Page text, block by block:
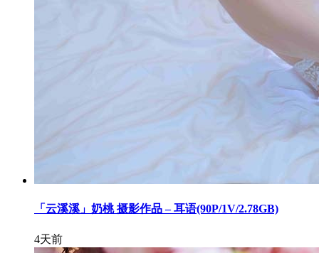
「云溪溪」奶桃 摄影作品 – 耳语(90P/1V/2.78GB)
4天前